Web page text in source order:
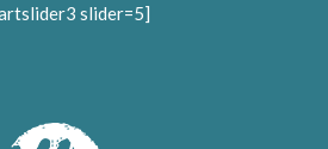
slider=5]